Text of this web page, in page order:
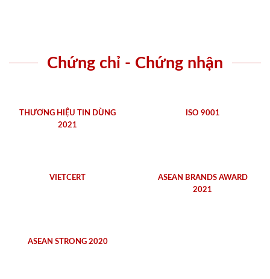
Chứng chỉ - Chứng nhận
THƯƠNG HIỆU TIN DÙNG
2021
ISO 9001
VIETCERT
ASEAN BRANDS AWARD
2021
ASEAN STRONG 2020